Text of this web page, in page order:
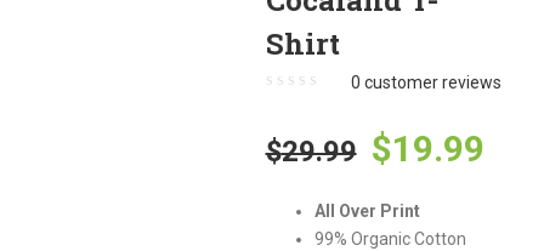
Shirt
0 customer reviews
$29.99 $19.99
All Over Print
99% Organic Cotton